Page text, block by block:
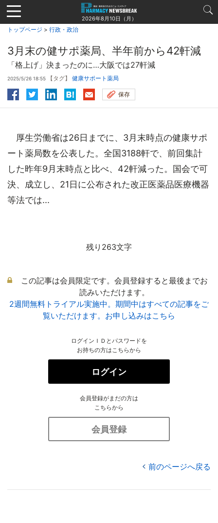
Jump
to
navigation
2026年8月10日（月）
トップページ > 行政・政治
3月末の健サポ薬局、半年前から42軒減
「格上げ」決まったのに…大阪では27軒減
2025/5/26 18:55 【タグ】 健康サポート薬局
保存
厚生労働省は26日までに、3月末時点の健康サポ
ート薬局数を公表した。全国3188軒で、前回集計
した昨年9月末時点と比べ、42軒減った。国会で可
決、成立し、21日に公布された改正医薬品医療機器
等法では...
残り263文字
この記事は会員限定です。会員登録すると最後までお
読みいただけます。
2週間無料トライアル実施中。期間中はすべての記事をご
覧いただけます。お申し込みはこちら
ログインＩＤとパスワードを
お持ちの方はこちらから
ログイン
会員登録がまだの方は
こちらから
会員登録
前のページへ戻る